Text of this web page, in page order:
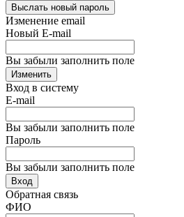
Выслать новый пароль
Изменение email
Новый E-mail
Вы забыли заполнить поле
Изменить
Вход в систему
E-mail
Вы забыли заполнить поле
Пароль
Вы забыли заполнить поле
Вход
Обратная связь
ФИО